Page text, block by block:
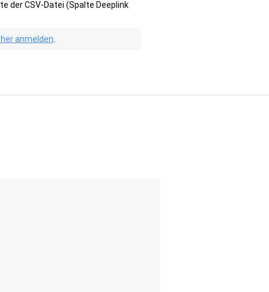
der CSV-Datei (Spalte Deeplink
anmelden